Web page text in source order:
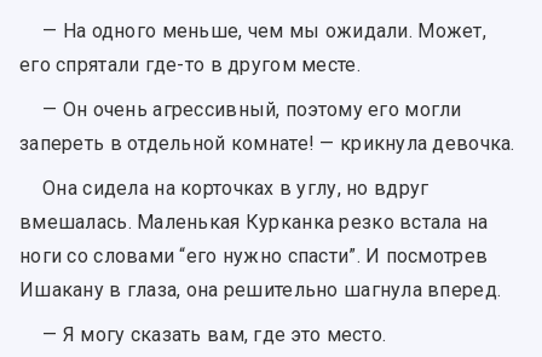
— На одного меньше, чем мы ожидали. Может,
его спрятали где-то в другом месте.
— Он очень агрессивный, поэтому его могли
запереть в отдельной комнате! — крикнула девочка.
Она сидела на корточках в углу, но вдруг
вмешалась. Маленькая Курканка резко встала на
ноги со словами “его нужно спасти”. И посмотрев
Ишакану в глаза, она решительно шагнула вперед.
— Я могу сказать вам, где это место.